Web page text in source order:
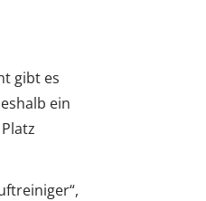
gibt es
ein